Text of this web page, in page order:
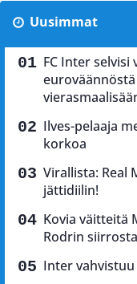
Uusimmat
FC Inter
Ilves-pelaaja
korkoa
Virallista: Real
jättidiilin!
Kovia väitteitä
Rodrin
Inter vahvistuu